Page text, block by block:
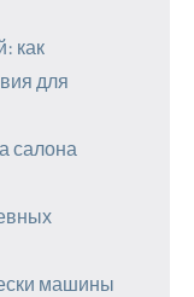
как
для
салона
машины